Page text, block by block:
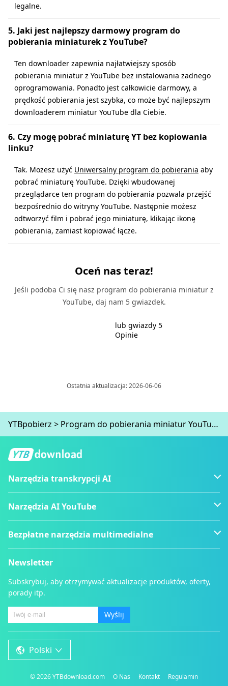
legalne.
5. Jaki jest najlepszy darmowy program do
pobierania miniaturek z YouTube?
Ten downloader zapewnia najłatwiejszy sposób
pobierania miniatur z YouTube bez instalowania żadnego
oprogramowania. Ponadto jest całkowicie darmowy, a
prędkość pobierania jest szybka, co może być najlepszym
downloaderem miniatur YouTube dla Ciebie.
6. Czy mogę pobrać miniaturę YT bez kopiowania
linku?
Tak. Możesz użyć Uniwersalny program do pobierania aby
pobrać miniaturę YouTube. Dzięki wbudowanej
przeglądarce ten program do pobierania pozwala przejść
bezpośrednio do witryny YouTube. Następnie możesz
odtworzyć film i pobrać jego miniaturę, klikając ikonę
pobierania, zamiast kopiować łącze.
Oceń nas teraz!
Jeśli podoba Ci się nasz program do pobierania miniatur z
YouTube, daj nam 5 gwiazdek.
lub gwiazdy 5
Opinie
Ostatnia aktualizacja: 2026-06-06
YTBpobierz > Program do pobierania miniatur YouTube
Narzędzia transkrypcji AI
Narzędzia AI YouTube
Bezpłatne narzędzia multimedialne
Newsletter
Subskrybuj, aby otrzymywać aktualizacje produktów, oferty,
porady itp.
Wyślij
Polski
©2026YTBdownload.com O Nas Kontakt
Regulamin